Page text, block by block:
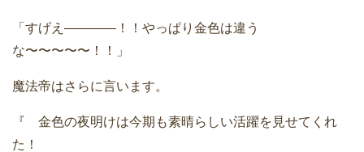
「すげえ————！！やっぱり金色は違う
な〜〜〜〜〜！！」
魔法帝はさらに言います。
『 金色の夜明けは今期も素晴らしい活躍を見せてくれ
た！